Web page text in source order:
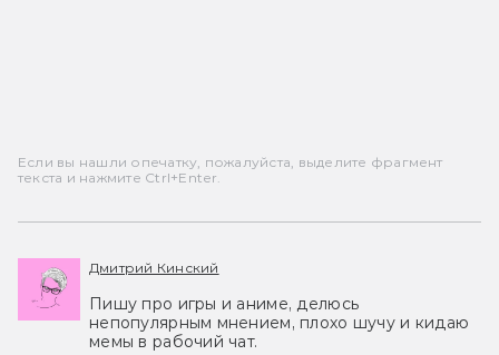
Если вы нашли опечатку, пожалуйста, выделите фрагмент
текста и нажмите Ctrl+Enter.
Дмитрий Кинский
Пишу про игры и аниме, делюсь
непопулярным мнением, плохо шучу и кидаю
мемы в рабочий чат.